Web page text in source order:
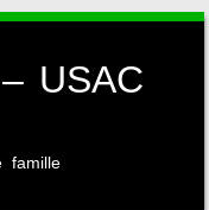
USAC
famille